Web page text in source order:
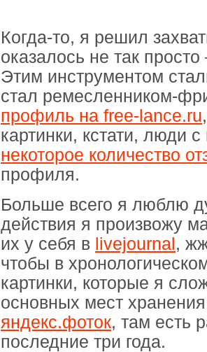
Когда-то, я решил
оказалось не так
Этим инструментом
стал ремесленником-
профиль на free-lance.ru
картинки, кстати, люди
некоторое количество
профиля.
Больше всего я люблю
действия я произвожу
их у себя в livejournal,
чтобы в
картинки, которые я
основных мест
яндекс.фоток, там есть
последние три года.